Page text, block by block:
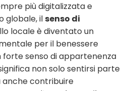
più digitalizzata e
globale, ilsenso di
locale è diventato un
per il benessere
forte senso di appartenenza
non solo sentirsi parte
anche contribuire